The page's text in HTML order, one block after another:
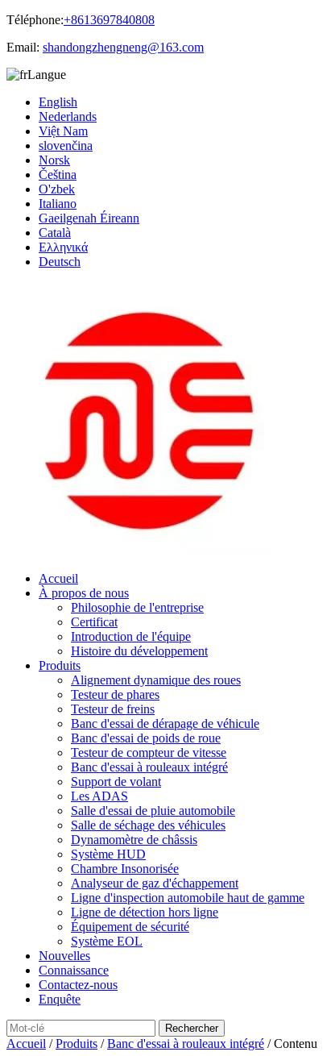
Téléphone:+8613697840808
Email: shandongzhengneng@163.com
Langue
English
Nederlands
Việt Nam
slovenčina
Norsk
Čeština
O'zbek
Italiano
Gaeilgenah Éireann
Català
Ελληνικά
Deutsch
Accueil
À propos de nous
Philosophie de l'entreprise
Certificat
Introduction de l'équipe
Histoire du développement
Produits
Alignement dynamique des roues
Testeur de phares
Testeur de freins
Banc d'essai de dérapage de véhicule
Banc d'essai de poids de roue
Testeur de compteur de vitesse
Banc d'essai à rouleaux intégré
Support de volant
Les ADAS
Salle d'essai de pluie automobile
Salle de séchage des véhicules
Dynamomètre de châssis
Système HUD
Chambre Insonorisée
Analyseur de gaz d'échappement
Ligne d'inspection automobile haut de gamme
Ligne de détection hors ligne
Équipement de sécurité
Système EOL
Nouvelles
Connaissance
Contactez-nous
Enquête
Accueil /Produits /Banc d'essai à rouleaux intégré / Contenu